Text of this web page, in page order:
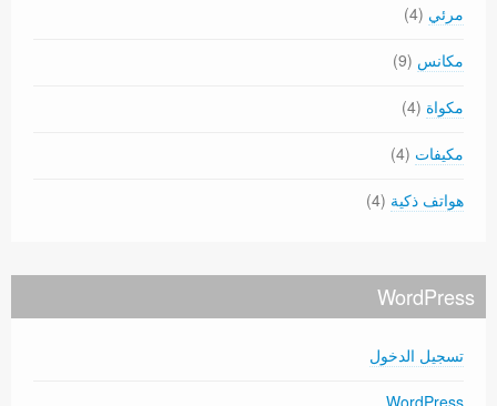
مرئي (4)
مكانس (9)
مكواة (4)
مكيفات (4)
هواتف ذكية (4)
WordPress
تسجيل الدخول
WordPress